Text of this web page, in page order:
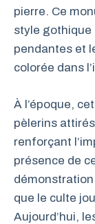
pierre. Ce
style gothique
pendantes et
colorée dans
À l’époque,
pèlerins
renforçant
présence de
que le culte
Aujourd’hui,